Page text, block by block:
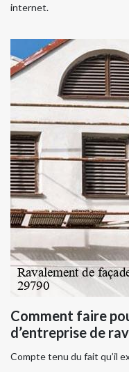
internet.
Comment faire
d’entreprise de
Compte tenu du fait qu’il